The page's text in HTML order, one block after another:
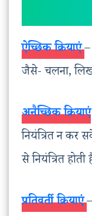
ऐच्छिक क्रियाएं
जैसे- चलना,
अनैच्छिक क्रियाएं
नियंत्रित न कर
से नियंत्रित
प्रतिवर्ती क्रियाएं